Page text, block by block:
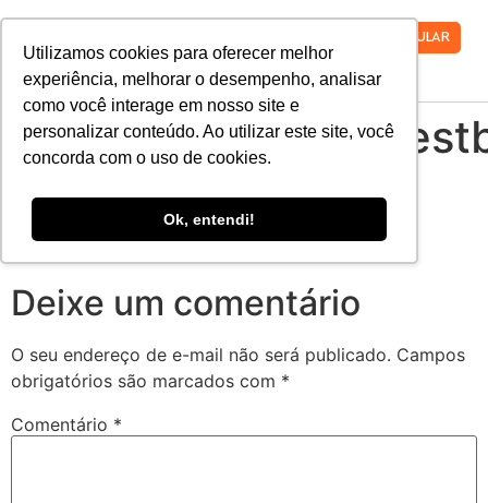
Utilizamos cookies para oferecer melhor
experiência, melhorar o desempenho, analisar
como você interage em nosso site e
personalizar conteúdo. Ao utilizar este site, você
concorda com o uso de cookies.
Ok, entendi!
VESTIBULAR
02
Deixe um comentário
O seu endereço de e-mail não será publicado. Campos
obrigatórios são marcados com *
Comentário *